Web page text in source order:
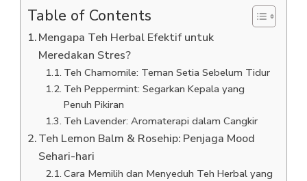
Table of Contents
Mengapa Teh Herbal Efektif untuk
Meredakan Stres?
Teh Chamomile: Teman Setia Sebelum Tidur
Teh Peppermint: Segarkan Kepala yang
Penuh Pikiran
Teh Lavender: Aromaterapi dalam Cangkir
Teh Lemon Balm & Rosehip: Penjaga Mood
Sehari-hari
Cara Memilih dan Menyeduh Teh Herbal yang